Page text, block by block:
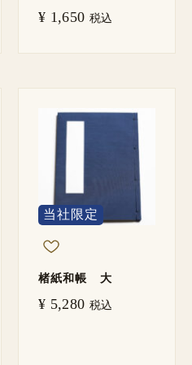
¥ 1,650 税込
当社限定
楮紙和帳 大
¥ 5,280 税込